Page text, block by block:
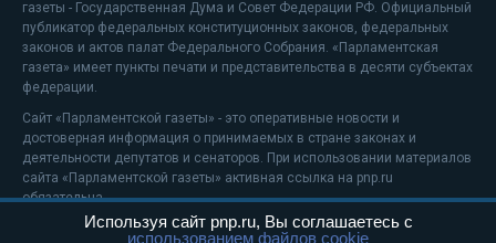
газеты - Государственная Дума и Совет Федерации РФ. Официальный
публикатор федеральных конституционных законов, федеральных
законов и актов палат Федерального Собрания. «Парламентская
газета» имеет пункты печати и представительства в десяти субъектах
федерации.
Сайт «Парламентской газеты» - это оперативные новости и
достоверная информация о принимаемых в стране законах и
деятельности депутатов и сенаторов. При использовании материалов
сайта «Парламентской газеты» активная ссылка на pnp.ru
обязательна.
На информационном ресурсе применяютсярекомендательные
Используя сайт pnp.ru, Вы соглашаетесь с
использованием файлов cookie